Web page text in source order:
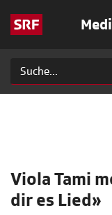
Viola Tami
dir es Lied»